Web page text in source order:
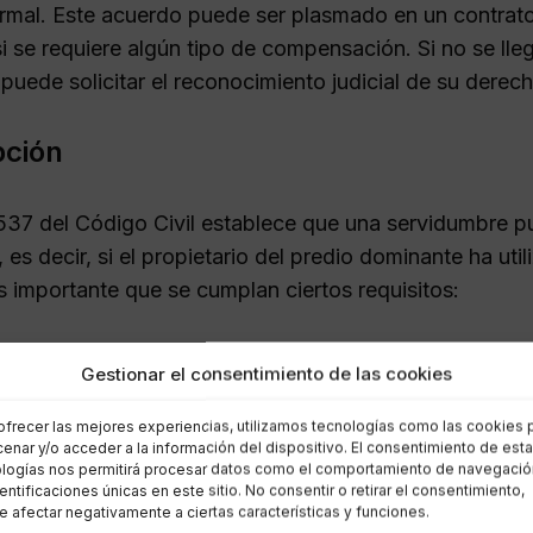
Gestionar el consentimiento de las cookies
las mejores experiencias, utilizamos tecnologías como las cookies
y/o acceder a la información del dispositivo. El consentimiento de
nos permitirá procesar datos como el comportamiento de
únicas en este sitio. No consentir o retirar el consentimiento,
afectar negativamente a ciertas características y funciones.
Este acuerdo puede ser plasmado en un
se requiere algún tipo de compensación. Si no se
solicitar el reconocimiento judicial de su
del Código Civil establece que una servidumbre
es decir, si el propietario del predio dominante ha
importante que se cumplan ciertos requisitos:
dominante debe estar enclavado sin acceso a
de la servidumbre debe causar el menor daño
debe trazarse de la manera más directa y
de la servidumbre